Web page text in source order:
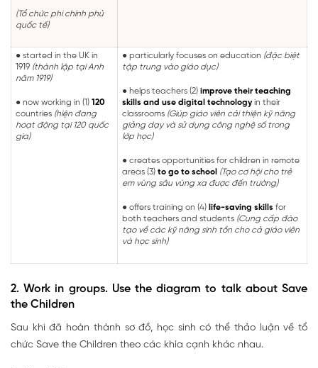
(Tổ chức phi chính phủ
quốc tế)
● started in the UK in
1919 (thành lập tại Anh
năm 1919)
● now working in (1) 120
countries (hiện đang
hoạt động tại 120 quốc
gia)
● particularly focuses on education (đặc biệt
tập trung vào giáo dục)
● helps teachers (2) improve their teaching
skills and use digital technologyin their
classrooms (Giúp giáo viên cải thiện kỹ năng
giảng dạy và sử dụng công nghệ số trong
lớp học)
● creates opportunities for children in remote
areas (3) to go to school (Tạo cơ hội cho trẻ
em vùng sâu vùng xa được đến trường)
● offers training on (4) life-saving skills for
both teachers and students (Cung cấp đào
tạo về các kỹ năng sinh tồn cho cả giáo viên
và học sinh)
2. Work in groups. Use the diagram to talk about Save
the Children
Sau khi đã hoàn thành sơ đồ, học sinh có thể thảo luận về tổ
chức Save the Children theo các khía cạnh khác nhau.